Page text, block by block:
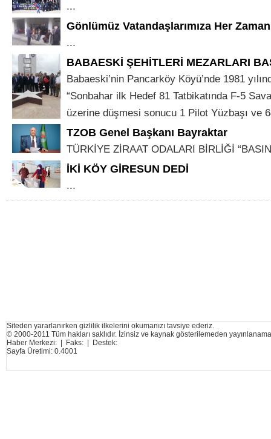
...
Gönlümüz Vatandaşlarımıza Her
...
BABAESKİ ŞEHİTLERİ MEZARLARI
Babaeski’nin Pancarköy Köyü’nde 1981
“Sonbahar ilk Hedef 81 Tatbikatında F-5
üzerine düşmesi sonucu 1 Pilot Yüzbaşı ve
TZOB Genel Başkanı Bayraktar
TÜRKİYE ZİRAAT ODALARI BİRLİĞİ
İKİ KÖY GİRESUN DEDİ
...
Siteden yararlanırken gizlilik ilkelerini okumanızı tavsiye ederiz.
© 2000-2011 Tüm hakları saklıdır. İzinsiz ve kaynak gösterilemeden
Haber Merkezi: | Faks: | Destek:
Sayfa Üretimi: 0.4001